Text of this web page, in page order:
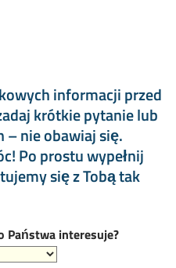
informacji przed
krótkie pytanie lub
– nie obawiaj się.
Po prostu wypełnij
się z Tobą tak
Państwa interesuje?